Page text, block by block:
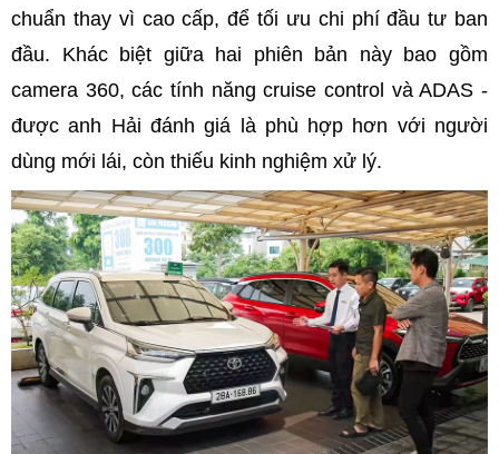
chuẩn thay vì cao cấp, để tối ưu chi phí đầu tư ban
đầu. Khác biệt giữa hai phiên bản này bao gồm
camera 360, các tính năng cruise control và ADAS -
được anh Hải đánh giá là phù hợp hơn với người
dùng mới lái, còn thiếu kinh nghiệm xử lý.